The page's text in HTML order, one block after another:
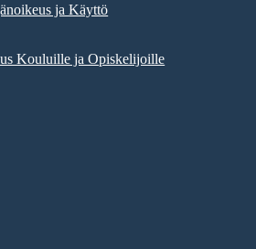
ja Käyttö
Kouluille ja Opiskelijoille